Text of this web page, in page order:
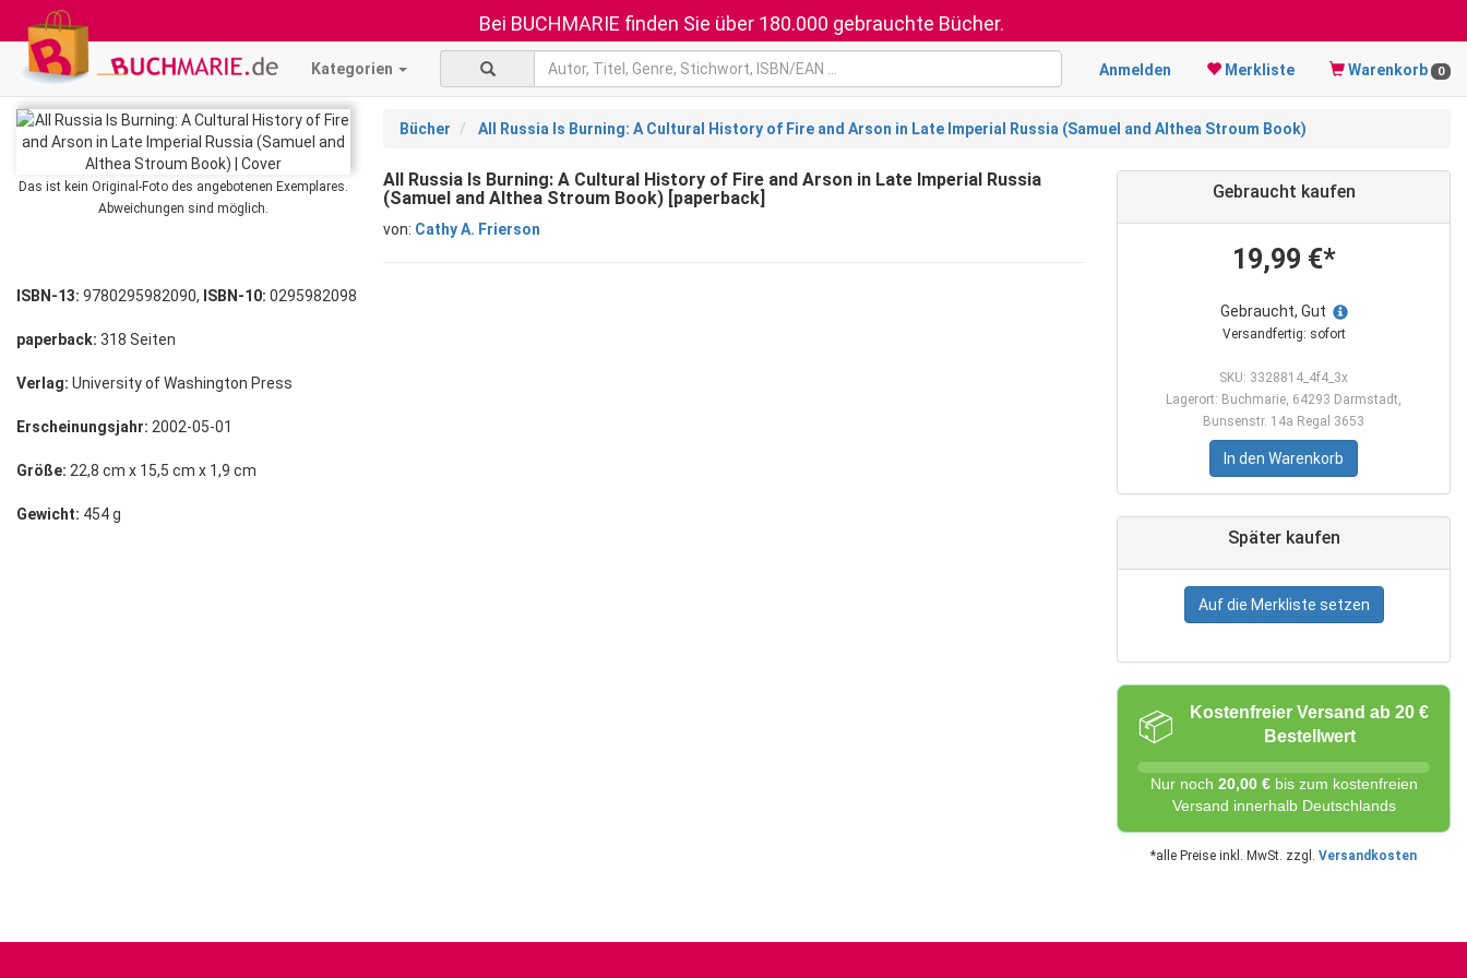
Bei BUCHMARIE finden Sie über 180.000 gebrauchte Bücher.
Kategorien Anmelden Merkliste Warenkorb 0
Das ist kein Original-Foto des angebotenen Exemplares.
Abweichungen sind möglich.
Bücher All Russia Is Burning: A Cultural History of Fire and Arson in Late Imperial Russia (Samuel and Althea Stroum Book)
All Russia Is Burning: A Cultural History of Fire and Arson in Late Imperial Russia
(Samuel and Althea Stroum Book) [paperback]
von: Cathy A. Frierson
Gebraucht kaufen
19,99 €*
Gebraucht, Gut
Versandfertig: sofort
SKU: 3328814_4f4_3x
Lagerort: Buchmarie, 64293 Darmstadt,
Bunsenstr. 14a Regal 3653
In den Warenkorb
Später kaufen
Auf die Merkliste setzen
📦
Kostenfreier Versand ab 20 €
Bestellwert
Nur noch 20,00 €bis zum kostenfreien
Versand innerhalb Deutschlands
*alle Preise inkl. MwSt. zzgl. Versandkosten
ISBN-13: 9780295982090, ISBN-10: 0295982098
paperback: 318 Seiten
Verlag: University of Washington Press
Erscheinungsjahr: 2002-05-01
Größe: 22,8 cm x 15,5 cm x 1,9 cm
Gewicht: 454 g